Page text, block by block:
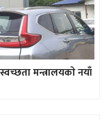
मन्त्रालयकाे नयाँ